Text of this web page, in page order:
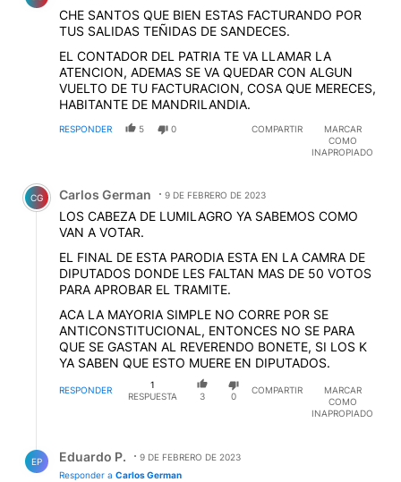
CHE SANTOS QUE BIEN ESTAS FACTURANDO POR
TUS SALIDAS TEÑIDAS DE SANDECES.
EL CONTADOR DEL PATRIA TE VA LLAMAR LA
ATENCION, ADEMAS SE VA QUEDAR CON ALGUN
VUELTO DE TU FACTURACION, COSA QUE MERECES,
HABITANTE DE MANDRILANDIA.
RESPONDER 5 0 COMPARTIR
MARCAR
COMO
INAPROPIADO
Comentario de Carlos German.
CG Carlos German 9 DE FEBRERO DE 2023
LOS CABEZA DE LUMILAGRO YA SABEMOS COMO
VAN A VOTAR.
EL FINAL DE ESTA PARODIA ESTA EN LA CAMRA DE
DIPUTADOS DONDE LES FALTAN MAS DE 50 VOTOS
PARA APROBAR EL TRAMITE.
ACA LA MAYORIA SIMPLE NO CORRE POR SE
ANTICONSTITUCIONAL, ENTONCES NO SE PARA
QUE SE GASTAN AL REVERENDO BONETE, SI LOS K
YA SABEN QUE ESTO MUERE EN DIPUTADOS.
RESPONDER
1
RESPUESTA
3 0
COMPARTIR
MARCAR
COMO
INAPROPIADO
EP Eduardo P.
9 DE FEBRERO DE 2023
Responder a Carlos German